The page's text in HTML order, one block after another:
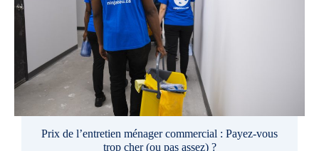
Prix de l’entretien ménager commercial : Payez-vous
trop cher (ou pas assez) ?